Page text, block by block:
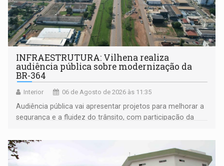
INFRAESTRUTURA: Vilhena realiza
audiência pública sobre modernização da
BR-364
Interior 06 de Agosto de 2026 às 11:35
Audiência pública vai apresentar projetos para melhorar a
segurança e a fluidez do trânsito, com participação da